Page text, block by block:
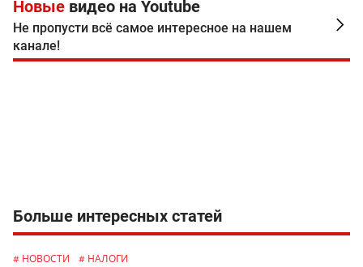
Новые видео на Youtube
Не пропусти всё самое интересное на нашем
канале!
Больше интересных статей
# НОВОСТИ # НАЛОГИ